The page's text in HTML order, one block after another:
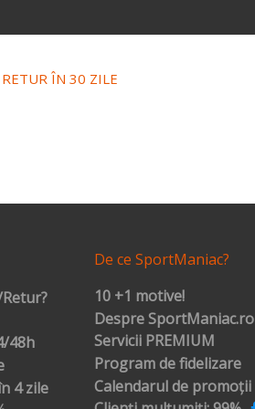
ÎN 30 ZILE
48h
4 zile
De ce SportManiac?
10 +1 motive!
Despre SportManiac.ro
Servicii PREMIUM
Program de fidelizare
Calendarul de promoții